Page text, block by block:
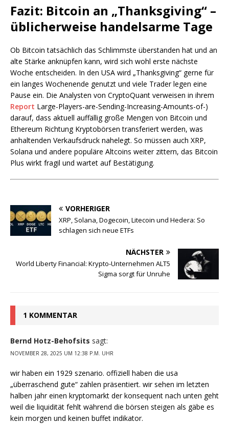
Fazit: Bitcoin an „Thanksgiving“ –
üblicherweise handelsarme Tage
Ob Bitcoin tatsächlich das Schlimmste überstanden hat und an
alte Stärke anknüpfen kann, wird sich wohl erste nächste
Woche entscheiden. In den USA wird „Thanksgiving“ gerne für
ein langes Wochenende genutzt und viele Trader legen eine
Pause ein. Die Analysten von CryptoQuant verweisen in ihrem
Report Large-Players-are-Sending-Increasing-Amounts-of-)
darauf, dass aktuell auffällig große Mengen von Bitcoin und
Ethereum Richtung Kryptobörsen transferiert werden, was
anhaltenden Verkaufsdruck nahelegt. So müssen auch XRP,
Solana und andere populäre Altcoins weiter zittern, das Bitcoin
Plus wirkt fragil und wartet auf Bestätigung.
VORHERIGER
XRP, Solana, Dogecoin, Litecoin und Hedera: So
schlagen sich neue ETFs
NÄCHSTER
World Liberty Financial: Krypto-Unternehmen ALT5
Sigma sorgt für Unruhe
1 KOMMENTAR
Bernd Hotz-Behofsits sagt:
NOVEMBER 28, 2025 UM 12:38 P.M. UHR
wir haben ein 1929 szenario. offiziell haben die usa
„überraschend gute“ zahlen präsentiert. wir sehen im letzten
halben jahr einen kryptomarkt der konsequent nach unten geht
weil die liquidität fehlt während die börsen steigen als gäbe es
kein morgen und keinen buffet indikator.